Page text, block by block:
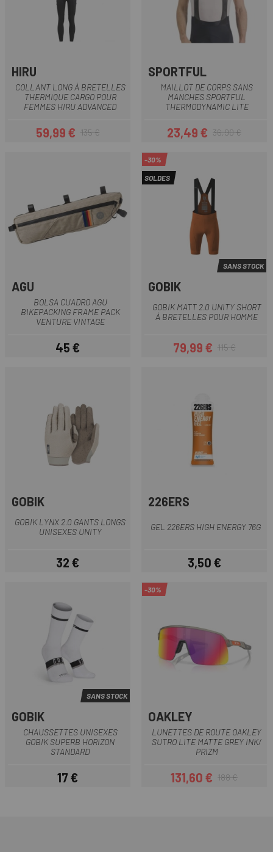
HIRU
COLLANT LONG À BRETELLES
THERMIQUE CARGO POUR
FEMMES HIRU ADVANCED
Prix
59,99 €Prix habituel
135 €
SPORTFUL
MAILLOT DE CORPS SANS
MANCHES SPORTFUL
THERMODYNAMIC LITE
Prix
23,49 €Prix habituel
36,90 €
AGU
BOLSA CUADRO AGU
BIKEPACKING FRAME PACK
VENTURE VINTAGE
Prix
45 €
-30%
SOLDES
SANS STOCK
GOBIK
GOBIK MATT 2.0 UNITY SHORT
À BRETELLES POUR HOMME
Prix
79,99 €Prix habituel
115 €
GOBIK
GOBIK LYNX 2.0 GANTS LONGS
UNISEXES UNITY
Prix
32 €
226ERS
GEL 226ERS HIGH ENERGY 76G
Prix
3,50 €
SANS STOCK
GOBIK
CHAUSSETTES UNISEXES
GOBIK SUPERB HORIZON
STANDARD
Prix
17 €
-30%
OAKLEY
LUNETTES DE ROUTE OAKLEY
SUTRO LITE MATTE GREY INK/
PRIZM
Prix
131,60 €Prix habituel
188 €